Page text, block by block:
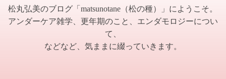
松丸弘美のブログ「matsunotane（松の種）」にようこそ。
アンダーケア雑学、更年期のこと、エンダモロジーについ
て、
などなど、気ままに綴っていきます。